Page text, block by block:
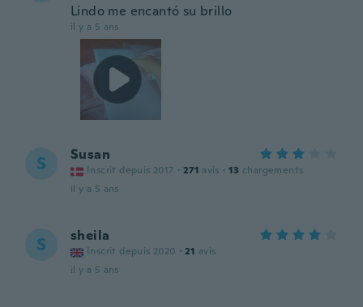
Lindo me encantó su brillo
il y a 5 ans
S Susan
Inscrit depuis 2017 · 271 avis · 13 chargements
il y a 5 ans
S sheila
Inscrit depuis 2020 · 21 avis
il y a 5 ans